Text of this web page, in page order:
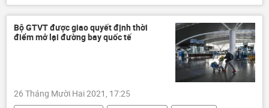
Afghanistan
Trung Quốc
Joe Biden
Báo chí thế giới
Tân Cương
Quan điểm-Ý kiến
Bộ GTVT được giao quyết định thời
điểm mở lại đường bay quốc tế
26 Tháng Mười Hai 2021, 17:25